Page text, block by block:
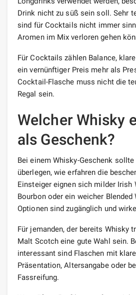
Drink nicht zu süß sein soll. Sehr
sind für Cocktails nicht immer
Aromen im Mix verloren gehen
Für Cocktails zählen Balance,
ein vernünftiger Preis mehr als
Cocktail-Flasche muss nicht die
Regal sein.
Welcher Whisky
als Geschenk?
Bei einem Whisky-Geschenk
überlegen, wie erfahren die
Einsteiger eignen sich milder Irish
Bourbon oder ein weicher Blended
Optionen sind zugänglich und
Für jemanden, der bereits Whisky
Malt Scotch eine gute Wahl sein.
interessant sind Flaschen mit
Präsentation, Altersangabe oder
Fassreifung.